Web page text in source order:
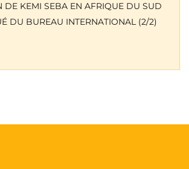
DE KEMI SEBA EN AFRIQUE DU SUD
DU BUREAU INTERNATIONAL (2/2)